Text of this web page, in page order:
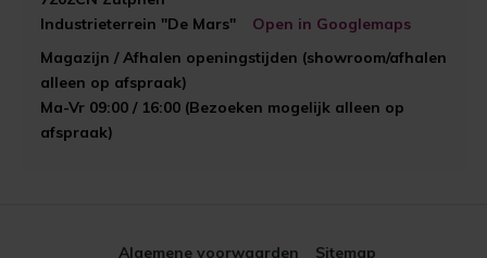
Industrieterrein "De Mars"
Open in Googlemaps
Magazijn / Afhalen openingstijden (showroom/afhalen
alleen op afspraak)
Ma-Vr 09:00 / 16:00 (Bezoeken mogelijk alleen op
afspraak)
Algemene voorwaarden Sitemap